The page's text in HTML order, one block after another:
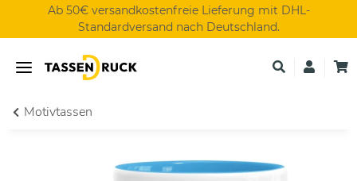
Ab 50€ versandkostenfreie Lieferung mit DHL-
Standardversand nach Deutschland.
Motivtassen